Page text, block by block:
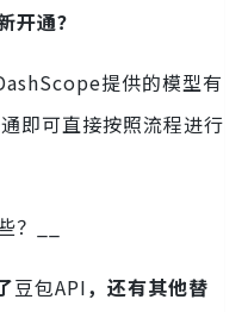
开通？
提供的模型有
即可直接按照流程进行
？__
豆包API，还有其他替